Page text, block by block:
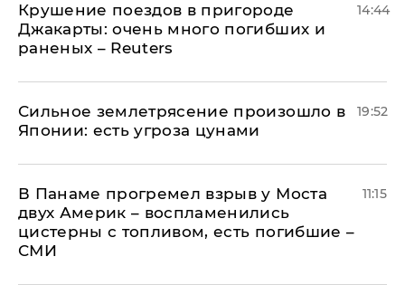
Крушение поездов в пригороде
Джакарты: очень много погибших и
раненых – Reuters
14:44
Сильное землетрясение произошло в
Японии: есть угроза цунами
19:52
В Панаме прогремел взрыв у Моста
двух Америк – воспламенились
цистерны с топливом, есть погибшие –
СМИ
11:15